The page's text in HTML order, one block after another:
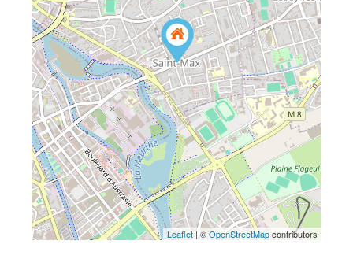
Leaflet| ©OpenStreetMapcontributors